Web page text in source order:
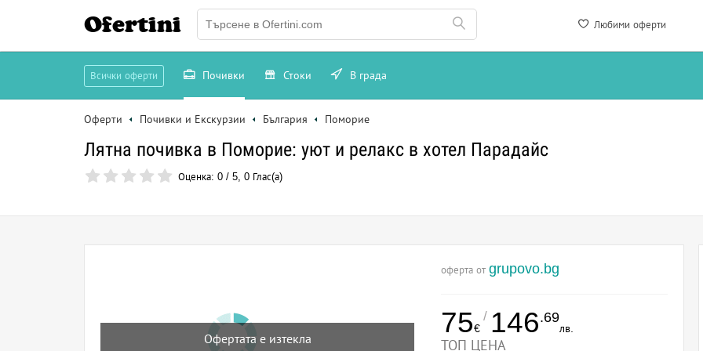
Любими оферти
Ofertini
Всички оферти Почивки Стоки В града
Оферти Почивки и Екскурзии България Поморие
Лятна почивка в Поморие: уют и релакс в хотел Парадайс
Оценка: 0 / 5, 0 Глас(а)
Офертата е изтекла
оферта от grupovo.bg
75€
/ 146.69
лв.
ТОП ЦЕНА